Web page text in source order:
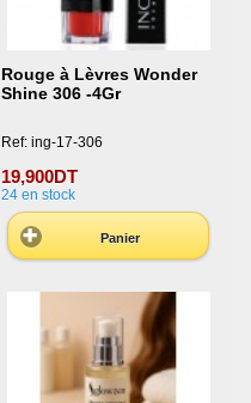
Rouge à Lèvres Wonder
Shine 306 -4Gr
Ref: ing-17-306
19,900DT
24 en stock
Panier